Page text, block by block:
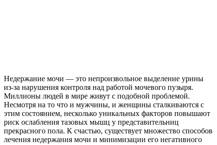
Недержание мочи — это непроизвольное выделение урины
из-за нарушения контроля над работой мочевого пузыря.
Миллионы людей в мире живут с подобной проблемой.
Несмотря на то что и мужчины, и женщины сталкиваются с
этим состоянием, несколько уникальных факторов повышают
риск ослабления тазовых мышц у представительниц
прекрасного пола. К счастью, существует множество способов
лечения недержания мочи и минимизации его негативного